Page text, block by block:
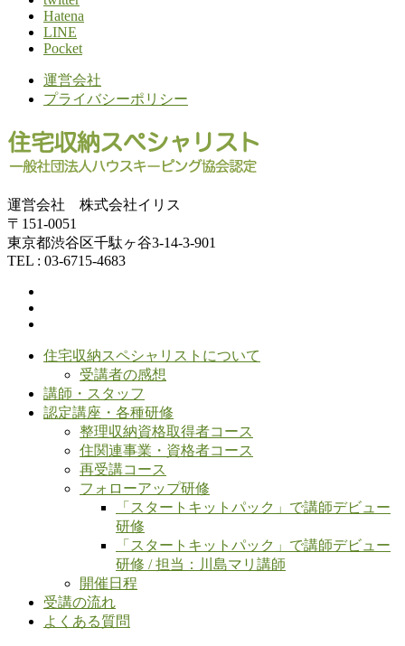
Hatena
LINE
Pocket
運営会社
プライバシーポリシー
運営会社 株式会社イリス
〒151-0051
東京都渋谷区千駄ヶ谷3-14-3-901
TEL : 03-6715-4683
住宅収納スペシャリストについて
受講者の感想
講師・スタッフ
認定講座・各種研修
整理収納資格取得者コース
住関連事業・資格者コース
再受講コース
フォローアップ研修
「スタートキットパック」で講師デビュー
研修
「スタートキットパック」で講師デビュー
研修 / 担当：川島マリ講師
開催日程
受講の流れ
よくある質問